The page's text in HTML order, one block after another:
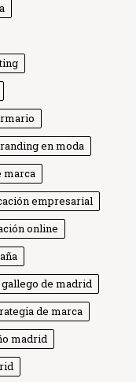
en moda
marca
empresarial
online
de madrid
de marca
madrid